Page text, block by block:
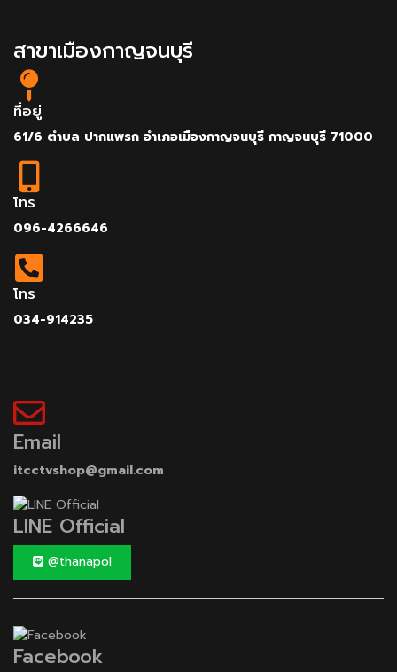
สาขาเมืองกาญจนบุรี
ที่อยู่
61/6 ตำบล ปากแพรก อำเภอเมืองกาญจนบุรี กาญจนบุรี 71000
โทร
096-4266646
โทร
034-914235
Email
itcctvshop@gmail.com
LINE Official
@thanapol
Facebook